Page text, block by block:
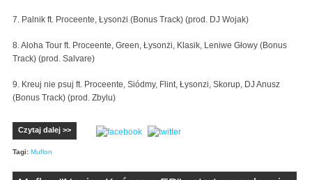
7. Palnik ft. Proceente, Łysonżi (Bonus Track) (prod. DJ Wojak)
8. Aloha Tour ft. Proceente, Green, Łysonżi, Klasik, Leniwe Głowy (Bonus
Track) (prod. Salvare)
9. Kreuj nie psuj ft. Proceente, Siódmy, Flint, Łysonzi, Skorup, DJ Anusz
(Bonus Track) (prod. Zbylu)
Czytaj dalej >>
Tagi: Muflon